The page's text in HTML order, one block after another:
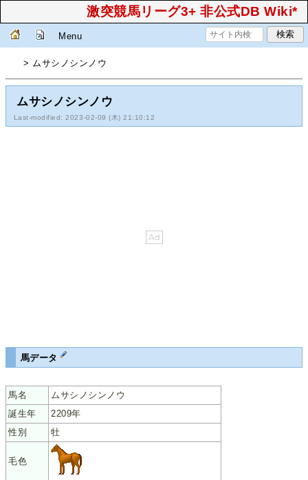
激突競馬リーグ3+ 非公式DB Wiki*
Menu
> ムサシノシンノウ
ムサシノシンノウ
Last-modified: 2023-02-09 (木) 21:10:12
馬データ
馬名
ムサシノシンノウ
誕生年
2209年
性別
牡
毛色